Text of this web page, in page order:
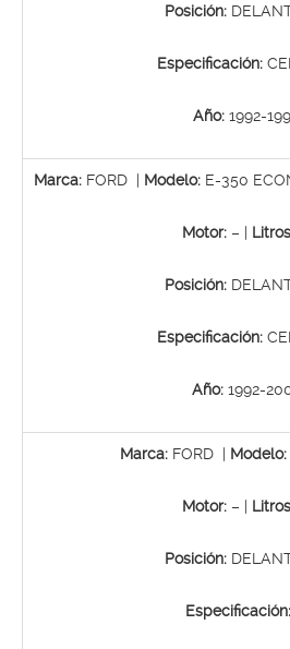
Posición:
Especificación:
Año: 1992-
Marca:FORD | Modelo: E-350
Motor:– |
Posición:
Especificación:
Año: 1992-
Marca: FORD | Modelo:
Motor:– |
Posición:
Especificación: